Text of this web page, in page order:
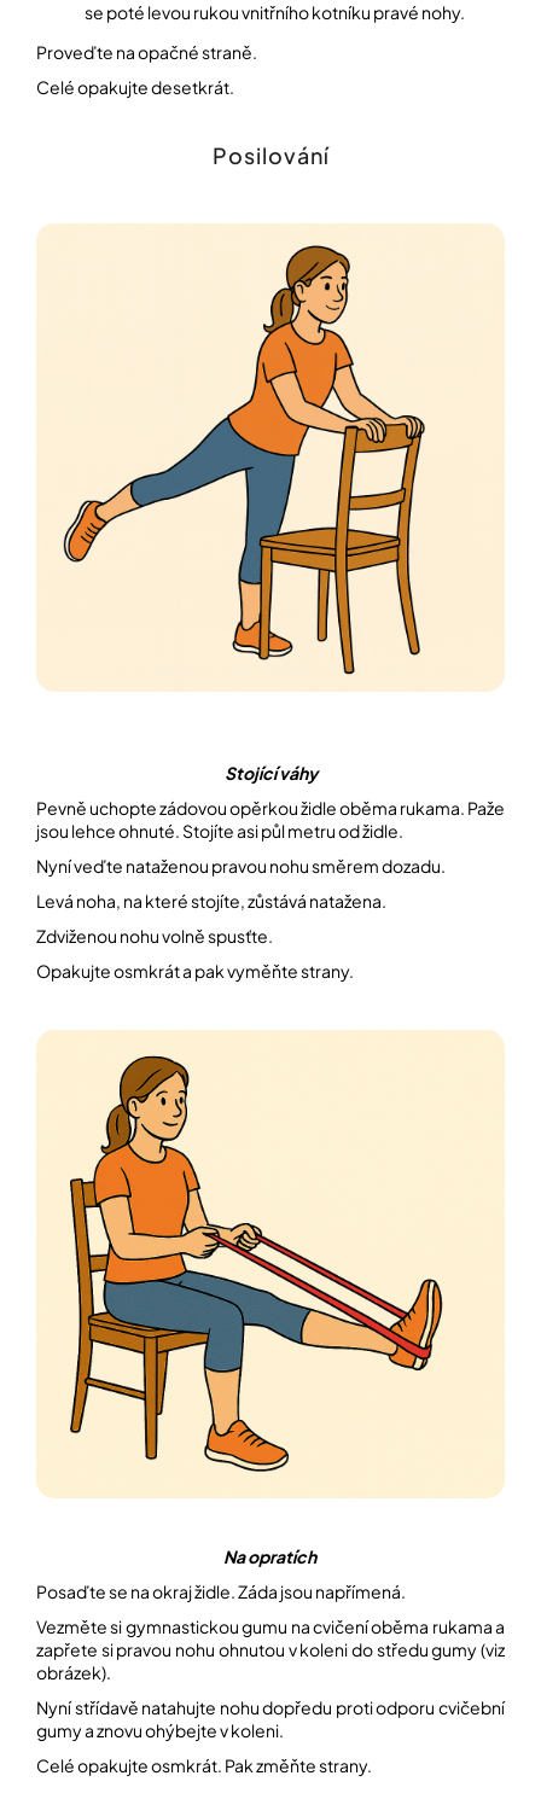
se poté levou rukou vnitřního kotníku pravé nohy.
Proveďte na opačné straně.
Celé opakujte desetkrát.
Posilování
Stojící váhy
Pevně uchopte zádovou opěrkou židle oběma rukama. Paže
jsou lehce ohnuté. Stojíte asi půl metru od židle.
Nyní veďte nataženou pravou nohu směrem dozadu.
Levá noha, na které stojíte, zůstává natažena.
Zdviženou nohu volně spusťte.
Opakujte osmkrát a pak vyměňte strany.
Na opratích
Posaďte se na okraj židle. Záda jsou napřímená.
Vezměte si gymnastickou gumu na cvičení oběma rukama a
zapřete si pravou nohu ohnutou v koleni do středu gumy (viz
obrázek).
Nyní střídavě natahujte nohu dopředu proti odporu cvičební
gumy a znovu ohýbejte v koleni.
Celé opakujte osmkrát. Pak změňte strany.